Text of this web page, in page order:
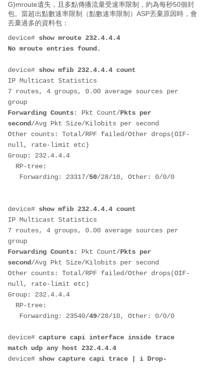
G)mroute遺失，且多點傳播流量受速率限制，約為每秒50個封
包。當超出點數速率限制（點數速率限制）ASP丟棄原因時，會
丟棄過多的資料包：
device# show mroute 232.4.4.4
No mroute entries found.
device# show mfib 232.4.4.4 count
IP Multicast Statistics
7 routes, 4 groups, 0.00 average sources per
group
Forwarding Counts: Pkt Count/Pkts per
second/Avg Pkt Size/Kilobits per second
Other counts: Total/RPF failed/Other drops(OIF-
null, rate-limit etc)
Group: 232.4.4.4
RP-tree:
Forwarding: 23317/50/28/10, Other: 0/0/0
device# show mfib 232.4.4.4 count
IP Multicast Statistics
7 routes, 4 groups, 0.00 average sources per
group
Forwarding Counts:
Pkt Count/Pkts per
second/Avg Pkt Size/Kilobits per second
Other counts: Total/RPF failed/Other drops(OIF-
null, rate-limit etc)
Group: 232.4.4.4
RP-tree:
Forwarding: 23540/49/28/10, Other: 0/0/0
device# capture capi interface inside trace
match udp any host 232.4.4.4
device# show capture capi trace | i Drop-